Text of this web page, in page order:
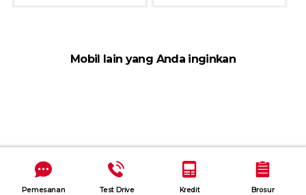
Mobil lain yang Anda inginkan
Pemesanan Test Drive Kredit Brosur